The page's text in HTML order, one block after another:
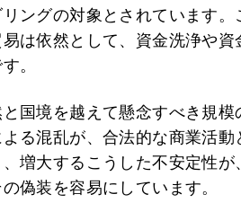
ングの対象とされています。
は依然として、資金洗浄や資
。
国境を越えて懸念すべき規模
る混乱が、合法的な商業活動
増大するこうした不安定性
偽装を容易にしています。